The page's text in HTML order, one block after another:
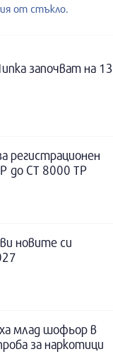
от стъкло.
започват на 13
регистрационен
до СТ 8000 ТР
новите си
млад шофьор в
за наркотици